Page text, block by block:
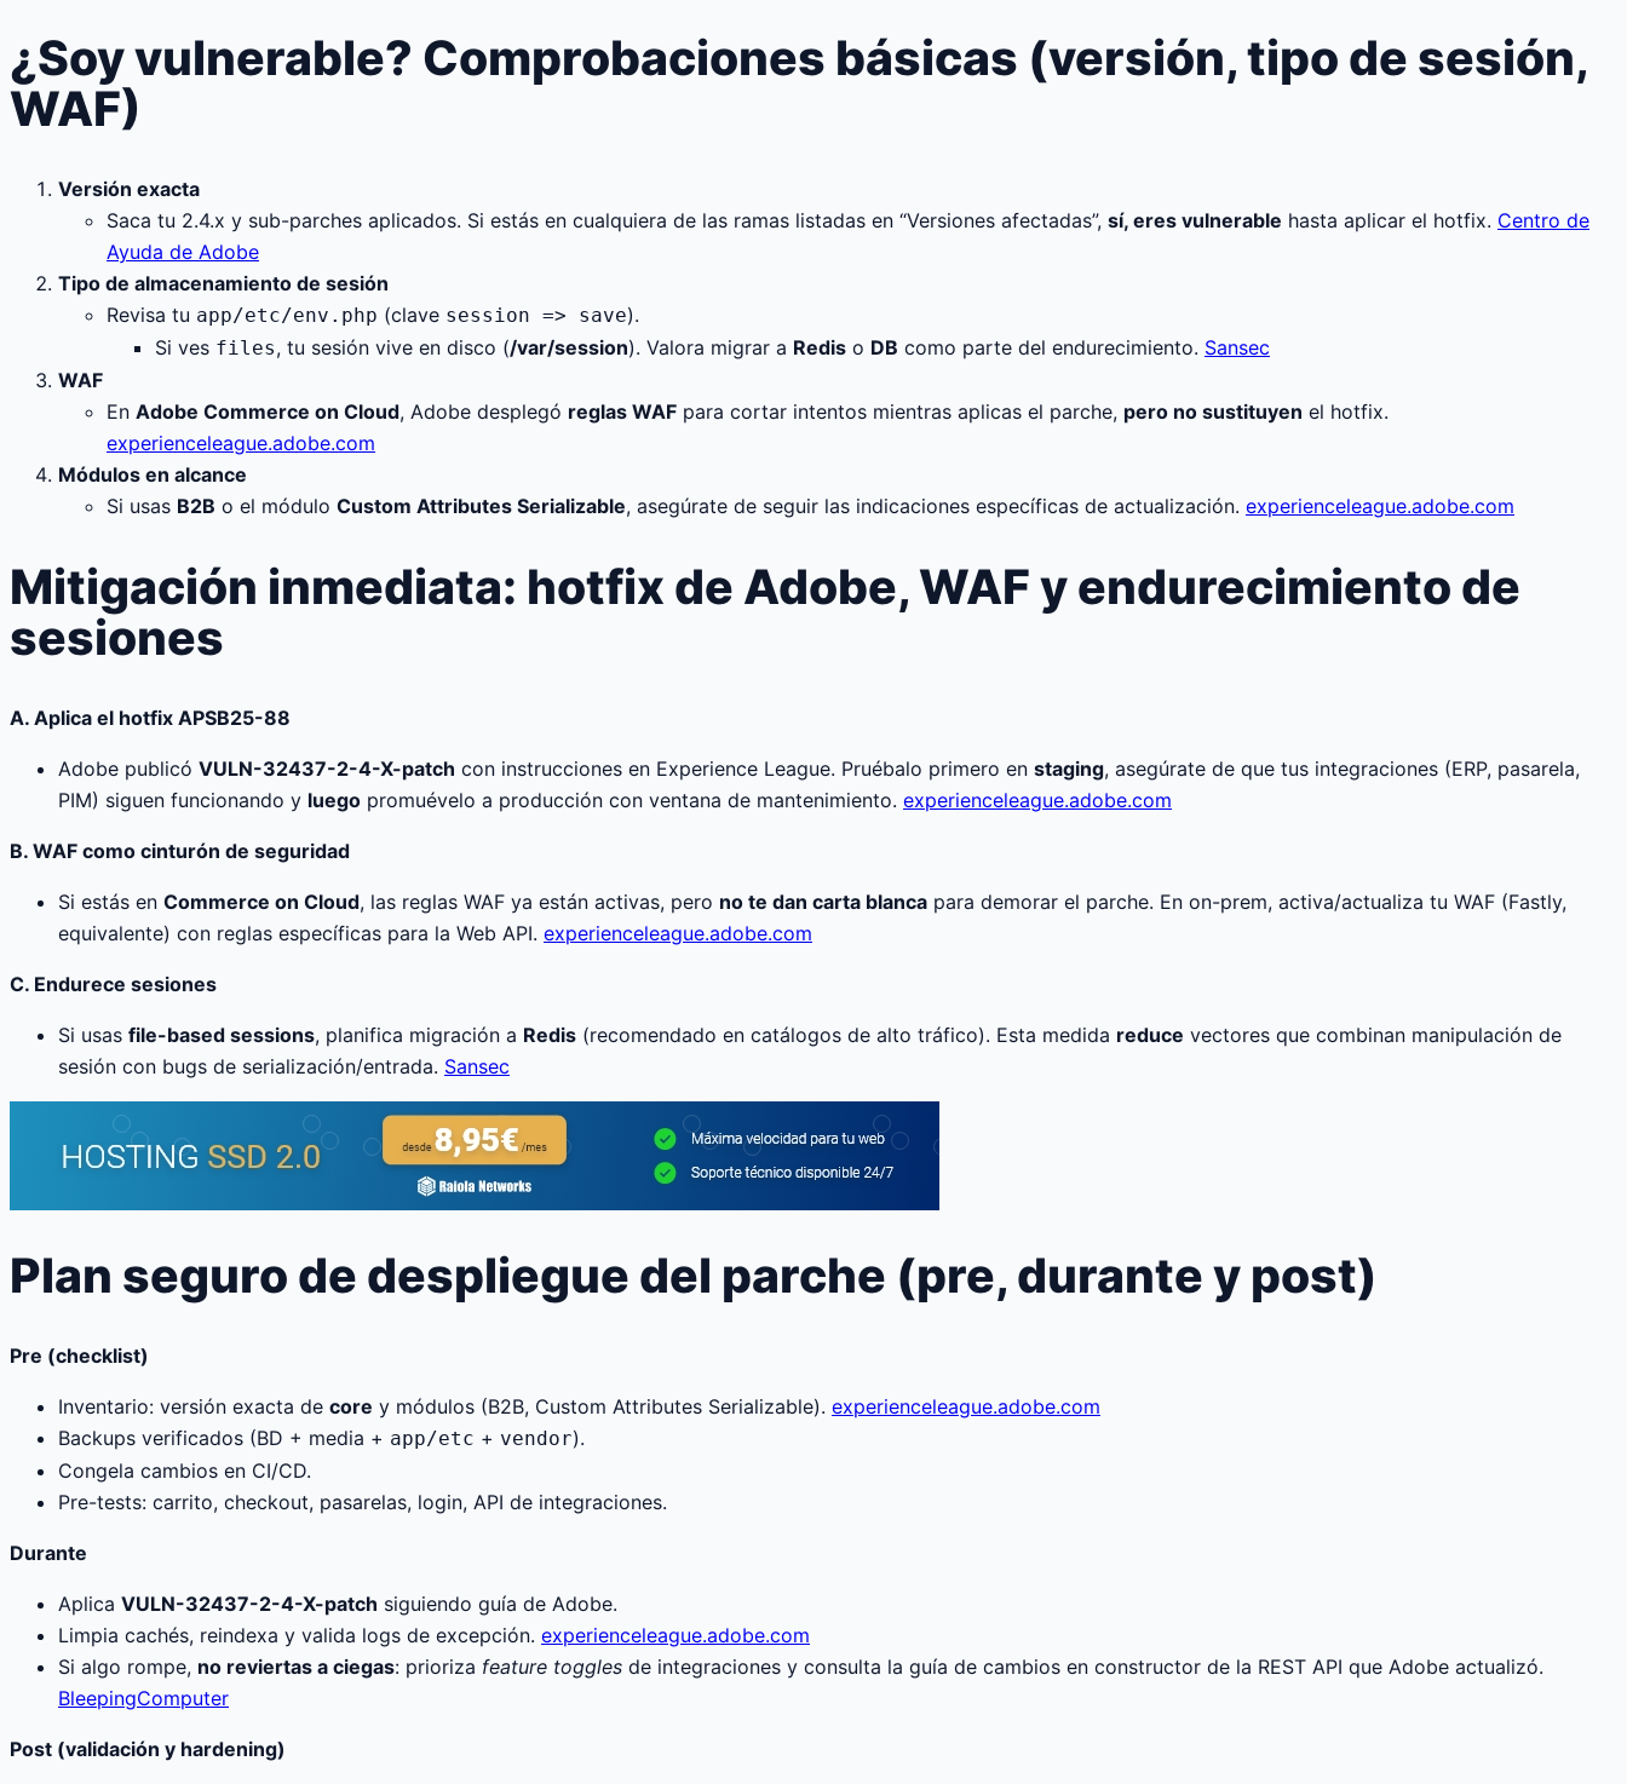
¿Soy vulnerable? Comprobaciones básicas (versión, tipo de sesión,
WAF)
Versión exacta
Saca tu 2.4.x y sub-parches aplicados. Si estás en cualquiera de las ramas listadas en “Versiones afectadas”, sí, eres vulnerable hasta aplicar el hotfix. Centro de
Ayuda de Adobe
Tipo de almacenamiento de sesión
Revisa tu app/etc/env.php (clave session => save).
Si ves files, tu sesión vive en disco (/var/session). Valora migrar a Redis o DB como parte del endurecimiento. Sansec
WAF
En Adobe Commerce on Cloud, Adobe desplegó reglas WAF para cortar intentos mientras aplicas el parche, pero no sustituyen el hotfix.
experienceleague.adobe.com
Módulos en alcance
Si usas B2B o el módulo Custom Attributes Serializable, asegúrate de seguir las indicaciones específicas de actualización. experienceleague.adobe.com
Mitigación inmediata: hotfix de Adobe, WAF y endurecimiento de
sesiones
A. Aplica el hotfix APSB25-88
Adobe publicó VULN-32437-2-4-X-patch con instrucciones en Experience League. Pruébalo primero en staging, asegúrate de que tus integraciones (ERP, pasarela,
PIM) siguen funcionando y luego promuévelo a producción con ventana de mantenimiento. experienceleague.adobe.com
B. WAF como cinturón de seguridad
Si estás en Commerce on Cloud, las reglas WAF ya están activas, pero no te dan carta blanca para demorar el parche. En on-prem, activa/actualiza tu WAF (Fastly,
equivalente) con reglas específicas para la Web API. experienceleague.adobe.com
C. Endurece sesiones
Si usas file-based sessions, planifica migración a Redis (recomendado en catálogos de alto tráfico). Esta medida reduce vectores que combinan manipulación de
sesión con bugs de serialización/entrada. Sansec
Plan seguro de despliegue del parche (pre, durante y post)
Pre (checklist)
Inventario: versión exacta de core y módulos (B2B, Custom Attributes Serializable). experienceleague.adobe.com
Backups verificados (BD + media + app/etc + vendor).
Congela cambios en CI/CD.
Pre-tests: carrito, checkout, pasarelas, login, API de integraciones.
Durante
Aplica VULN-32437-2-4-X-patch siguiendo guía de Adobe.
Limpia cachés, reindexa y valida logs de excepción. experienceleague.adobe.com
Si algo rompe, no reviertas a ciegas: prioriza feature toggles de integraciones y consulta la guía de cambios en constructor de la REST API que Adobe actualizó.
BleepingComputer
Post (validación y hardening)